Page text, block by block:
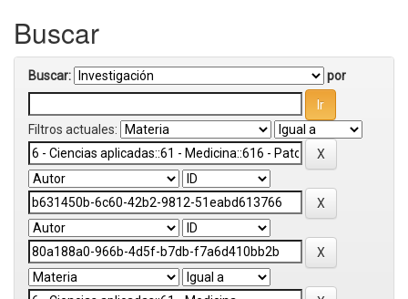
Buscar
Buscar: por
Filtros actuales: